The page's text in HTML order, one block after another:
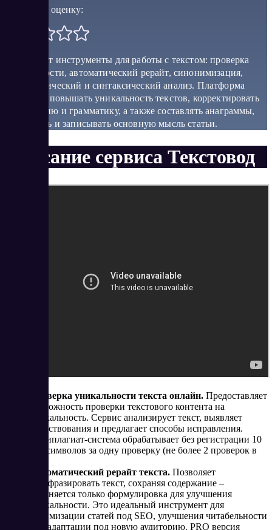
Поставить оценку:
Предлагает инструменты для работы с текстом: проверка
уникальности, автоматический рерайт, синонимизация,
морфологический и синтаксический анализ. Платформа
позволяет повышать уникальность текстов, корректировать
орфографию и грамматику, а также составлять анаграммы,
определять и записывать основную мысль статьи.
Описание сервиса Текстовод
Проверка уникальности текста онлайн. Предоставляет
возможность проверки текстового контента на
уникальность. Сервис анализирует текст, выявляет
заимствования и предлагает способы исправления.
Антиплагиат-система обрабатывает без регистрации 10
000 символов за одну проверку (не более 2 проверок в
Автоматический рерайт текста. Позволяет
перефразировать текст, сохраняя содержание –
изменяется только формулировка для улучшения
уникальности. Это идеальный инструмент для
оптимизации статей под SEO, улучшения читабельности
или адаптации под новую аудиторию. PRO версия